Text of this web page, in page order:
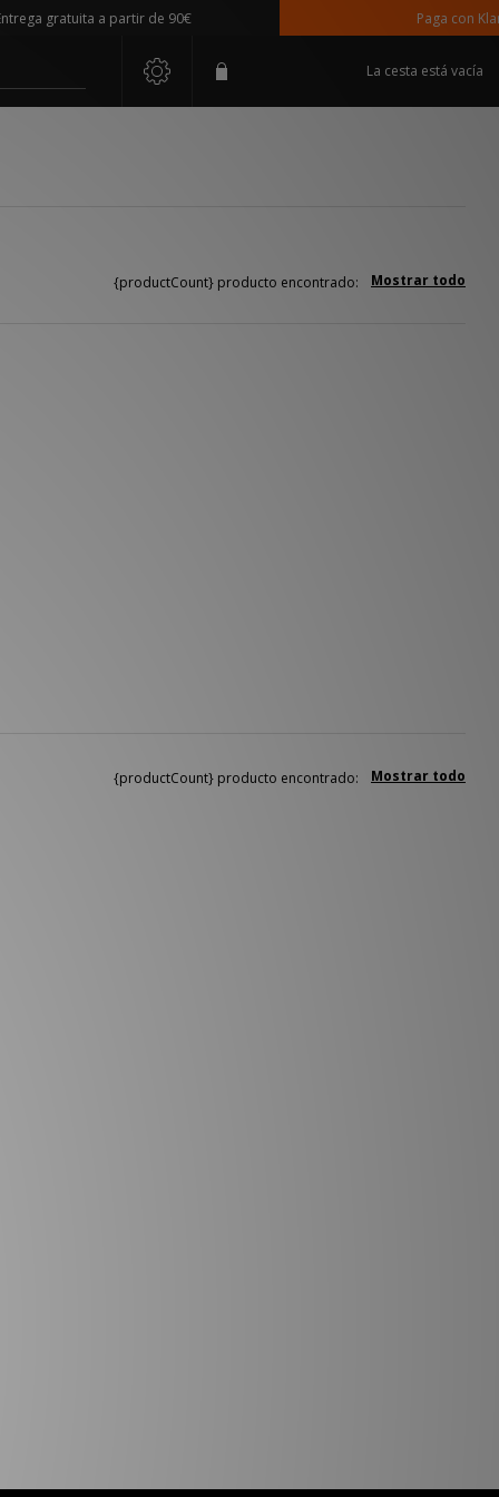
gratuita a partir de 90€ Paga con Klarna
La cesta está vacía
Mostrar todo
{productCount} producto encontrado:
Mostrar todo
{productCount} producto encontrado: